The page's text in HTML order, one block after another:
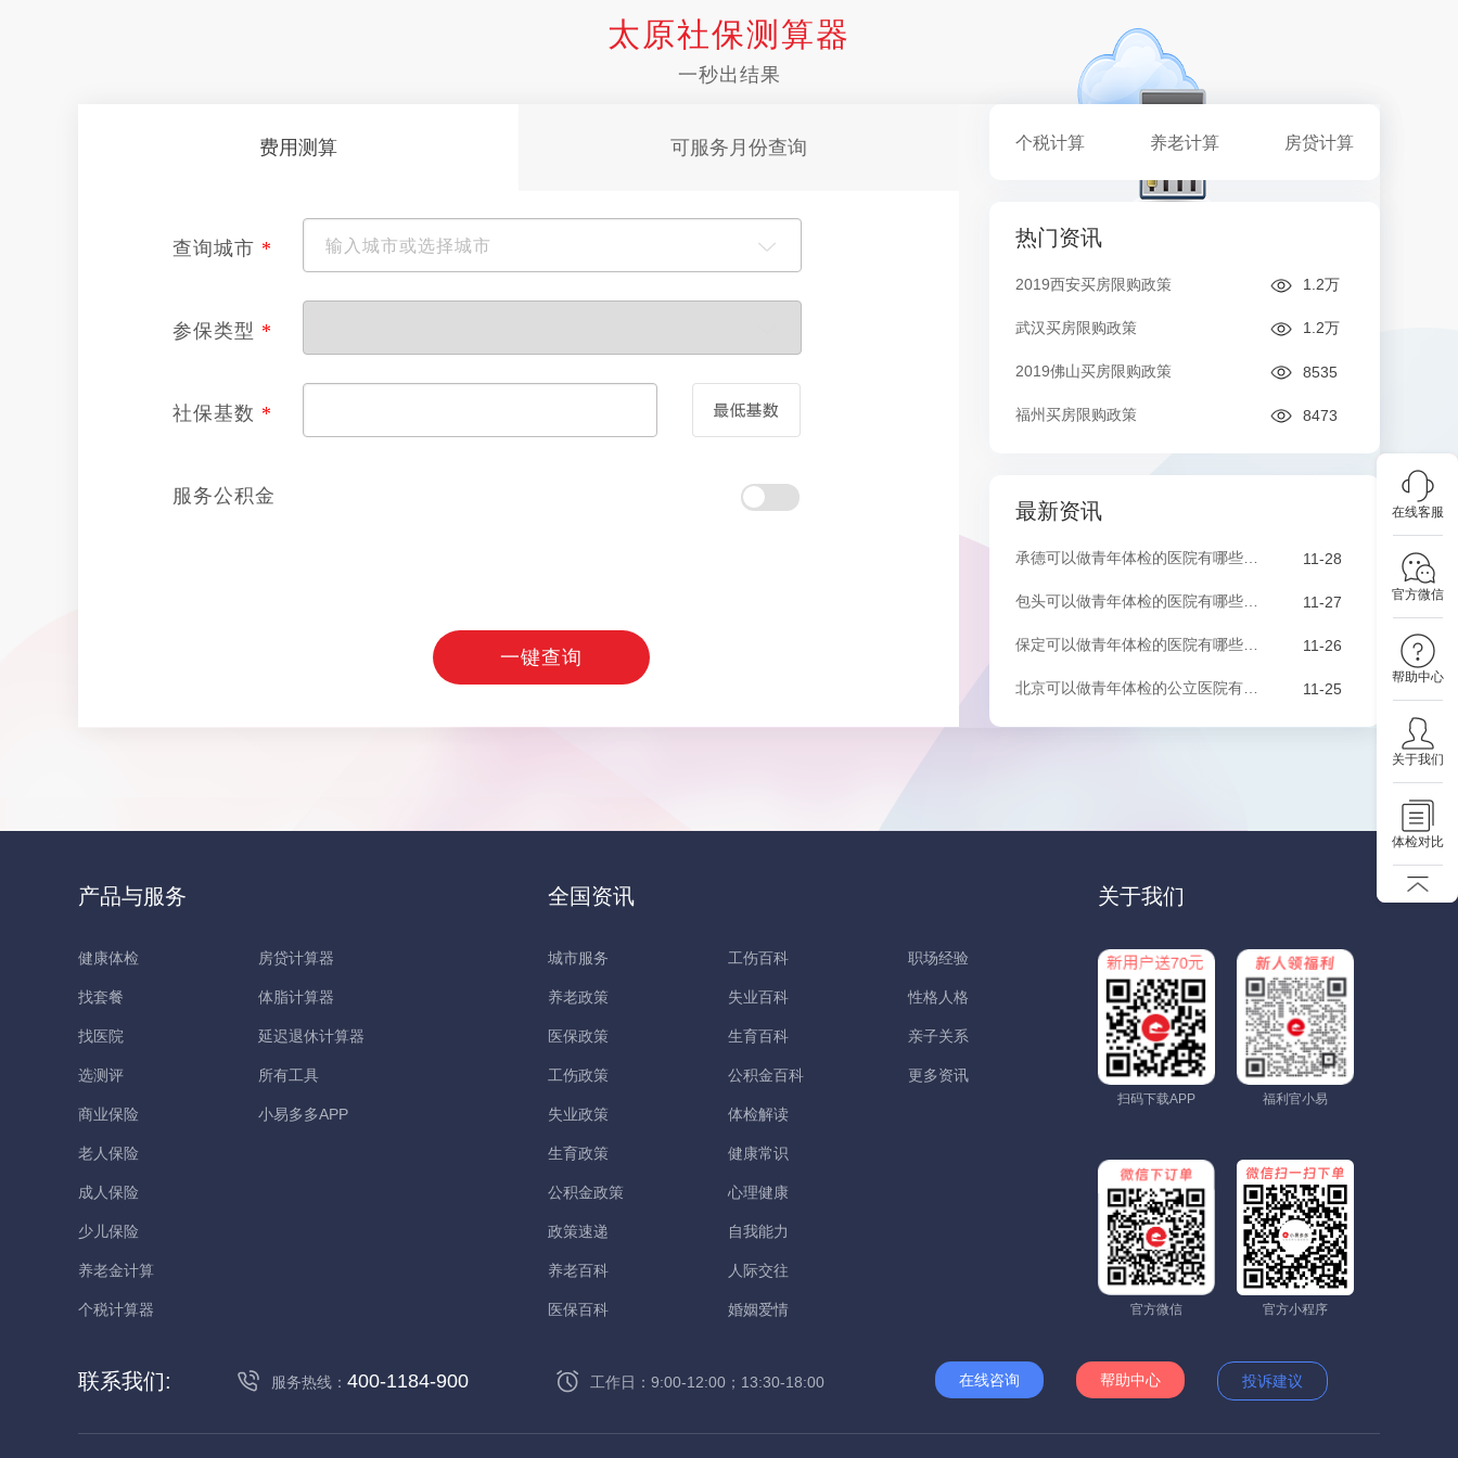
在线客服
官方微信
帮助中心
关于我们
体检对比
太原社保测算器
一秒出结果
费用测算 可服务月份查询
查询城市 *
参保类型 *
社保基数 *
服务公积金
一键查询
个税计算 养老计算 房贷计算
热门资讯
2019西安买房限购政策 1.2万
武汉买房限购政策 1.2万
2019佛山买房限购政策 8535
福州买房限购政策 8473
最新资讯
11-28
11-27
11-26
11-25
产品与服务
健康体检
找套餐
找医院
选测评
商业保险
老人保险
成人保险
少儿保险
养老金计算
个税计算器
房贷计算器
体脂计算器
延迟退休计算器
所有工具
小易多多APP
全国资讯
城市服务
养老政策
医保政策
工伤政策
失业政策
生育政策
公积金政策
政策速递
养老百科
医保百科
工伤百科
失业百科
生育百科
公积金百科
体检解读
健康常识
心理健康
自我能力
人际交往
婚姻爱情
职场经验
性格人格
亲子关系
更多资讯
关于我们
扫码下载APP 福利官小易
官方微信 官方小程序
联系我们: 服务热线： 400-1184-900 工作日：9:00-12:00；13:30-18:00 在线咨询 帮助中心 投诉建议